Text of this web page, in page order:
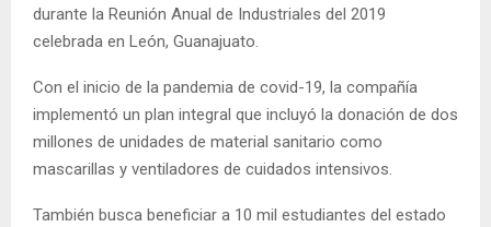
durante la Reunión Anual de Industriales del 2019
celebrada en León, Guanajuato.
Con el inicio de la pandemia de covid-19, la compañía
implementó un plan integral que incluyó la donación de dos
millones de unidades de material sanitario como
mascarillas y ventiladores de cuidados intensivos.
También busca beneficiar a 10 mil estudiantes del estado